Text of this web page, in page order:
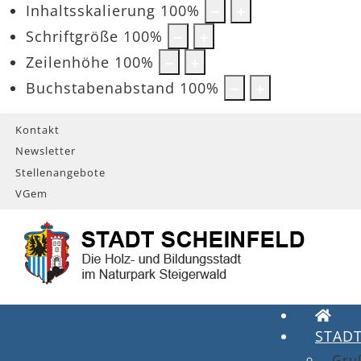
Inhaltsskalierung 100%
Schriftgröße 100%
Zeilenhöhe 100%
Buchstabenabstand 100%
Kontakt
Newsletter
Stellenangebote
VGem